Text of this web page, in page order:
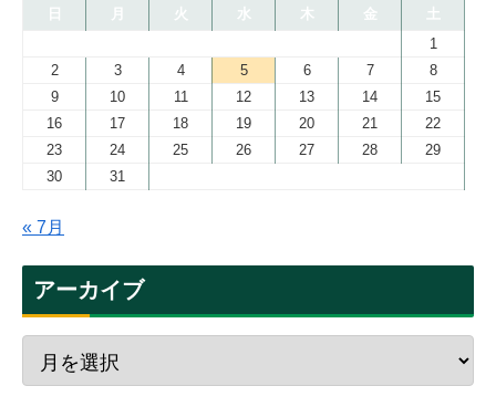
日 火 水 木 金
土
1
2
3 4 5 6 7
8
9
10 11 12 13 14
15
16
17 18 19 20 21
22
23
24 25 26 27 28
29
30
31
« 7月
アーカイブ